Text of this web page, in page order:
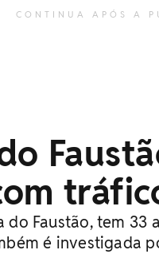
CONTINUA APÓS A
do Faustão, tem 33
é investigada